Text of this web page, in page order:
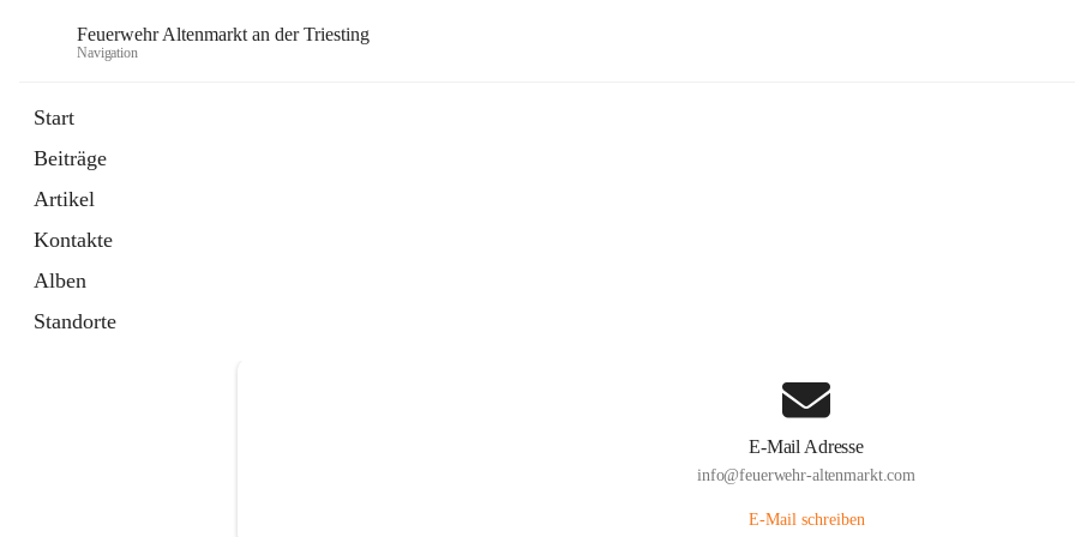
Feuerwehr Altenmarkt an der Triesting
Navigation
Start
Beiträge
Artikel
Kontakte
Alben
Standorte
E-Mail Adresse
info@feuerwehr-altenmarkt.com
E-Mail schreiben